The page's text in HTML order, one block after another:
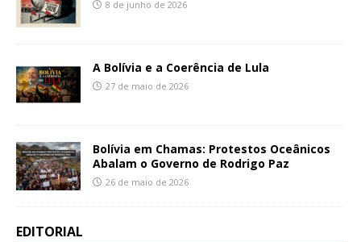
8 de junho de 2026
A Bolívia e a Coerência de Lula
27 de maio de 2026
Bolívia em Chamas: Protestos Oceânicos
Abalam o Governo de Rodrigo Paz
26 de maio de 2026
EDITORIAL